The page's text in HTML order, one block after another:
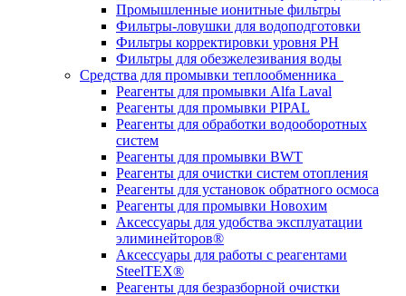
Промышленные ионитные фильтры
Фильтры-ловушки для водоподготовки
Фильтры корректировки уровня PH
Фильтры для обезжелезивания воды
Средства для промывки теплообменника
Реагенты для промывки Alfa Laval
Реагенты для промывки PIPAL
Реагенты для обработки водооборотных
систем
Реагенты для промывки BWT
Реагенты для очистки систем отопления
Реагенты для установок обратного осмоса
Реагенты для промывки Новохим
Аксессуары для удобства эксплуатации
элиминейторов®
Аксессуары для работы с реагентами
SteelTEX®
Реагенты для безразборной очистки